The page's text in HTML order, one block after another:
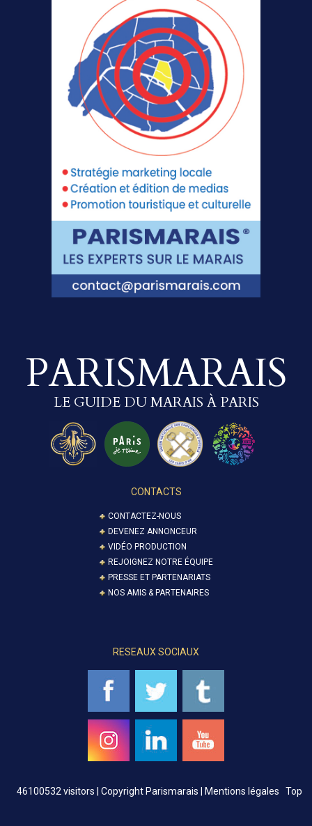
PARISMARAIS
LE GUIDE DU MARAIS À PARIS
CONTACTS
CONTACTEZ-NOUS
DEVENEZ ANNONCEUR
VIDÉO PRODUCTION
REJOIGNEZ NOTRE ÉQUIPE
PRESSE ET PARTENARIATS
NOS AMIS & PARTENAIRES
RESEAUX SOCIAUX
46100532 visitors | Copyright Parismarais | Mentions légales Top